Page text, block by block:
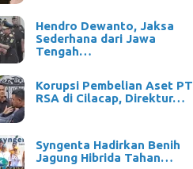
Hendro Dewanto, Jaksa
Sederhana dari Jawa
Tengah…
Korupsi Pembelian Aset PT
RSA di Cilacap, Direktur…
Syngenta Hadirkan Benih
Jagung Hibrida Tahan…